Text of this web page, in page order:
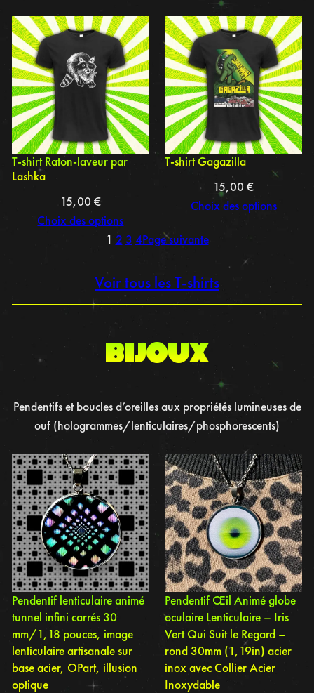
T-shirt Raton-laveur par
Lashka
15,00 €
Choix des options
T-shirt Gagazilla
15,00€
Choix des options
1 2 3 4Page suivante
Voir tous les T-shirts
BIJOUX
Pendentifs et boucles d’oreilles aux propriétés lumineuses de
ouf (hologrammes/lenticulaires/phosphorescents)
Pendentif lenticulaire animé
tunnel infini carrés 30
mm/1,18 pouces, image
lenticulaire artisanale sur
base acier, OPart, illusion
optique
Pendentif Œil Animé globe
oculaire Lenticulaire – Iris
Vert Qui Suit le Regard –
rond 30mm (1,19in) acier
inox avec Collier Acier
Inoxydable